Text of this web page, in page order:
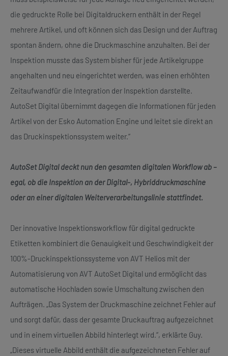
die gedruckte Rolle bei Digitaldruckern enthält in der Regel
mehrere Artikel, und oft können sich das Design und der Auftrag
spontan ändern, ohne die Druckmaschine anzuhalten. Bei der
Inspektion musste das System bisher für jede Artikelgruppe
angehalten und neu eingerichtet werden, was einen erhöhten
Zeitaufwandfür die Integration der Inspektion darstellte.
AutoSet Digital übernimmt dagegen die Informationen für jeden
Artikel von der Esko Automation Engine und leitet sie direkt an
das Druckinspektionssystem weiter.“
AutoSet Digital deckt nun den gesamten digitalen Workflow ab –
egal, ob die Inspektion an der Digital-, Hybriddruckmaschine
oder an einer digitalen Weiterverarbeitungslinie stattfindet.
Der innovative Inspektionsworkflow für digital gedruckte
Etiketten kombiniert die Genauigkeit und Geschwindigkeit der
100%-Druckinspektionssysteme von AVT Helios mit der
Automatisierung von AVT AutoSet Digital und ermöglicht das
automatische Hochladen sowie Umschaltung zwischen den
Aufträgen. „Das System der Druckmaschine zeichnet Fehler auf
und sorgt dafür, dass der gesamte Druckauftrag aufgezeichnet
und in einem virtuellen Abbild hinterlegt wird.“, erklärte Guy.
„Dieses virtuelle Abbild enthält die aufgezeichneten Fehler auf